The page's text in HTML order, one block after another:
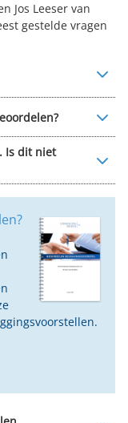
Jos Leeser van
gestelde vragen
Is dit niet